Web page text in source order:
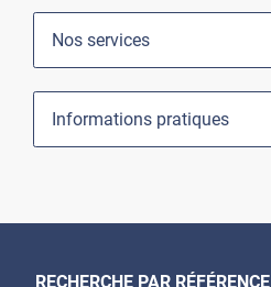
Nos services
Informations pratiques
RECHERCHE PAR RÉFÉRENCE